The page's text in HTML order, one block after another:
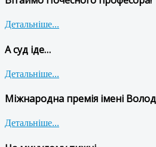
Детальніше...
А суд іде…
Детальніше...
Міжнародна премія імені
Детальніше...